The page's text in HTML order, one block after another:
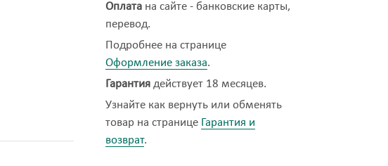
Оплата на сайте - банковские карты,
перевод.
Подробнее на странице
Оформление заказа.
Гарантия действует 18 месяцев.
Узнайте как вернуть или обменять
товар на странице Гарантия и
возврат.